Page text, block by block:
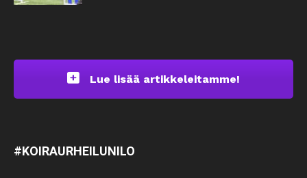
Lue lisää artikkeleitamme!
#KOIRAURHEILUNILO